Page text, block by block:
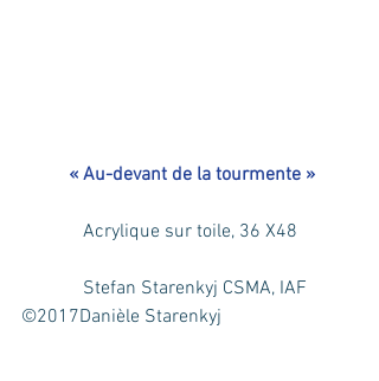
« Au-devant de la tourmente »
Acrylique sur toile, 36 X48
  Stefan Starenkyj CSMA, IAF
©2017Danièle Starenkyj